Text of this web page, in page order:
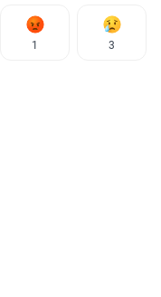
1 3